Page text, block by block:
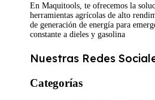
En Maquitools, te ofrecemos la
herramientas agrícolas de alto
de generación de energía para
constante a dieles y gasolina
Nuestras Redes
Categorías